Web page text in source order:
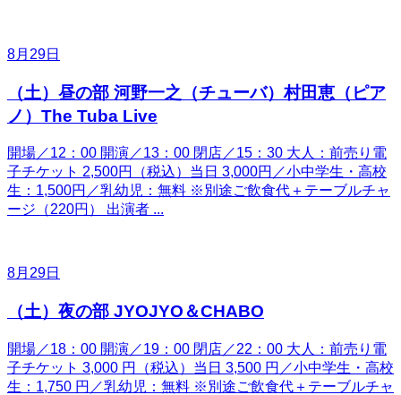
8月29日
（土）昼の部 河野一之（チューバ）村田恵（ピア
ノ）The Tuba Live
開場／12：00 開演／13：00 閉店／15：30 大人：前売り電
子チケット 2,500円（税込）当日 3,000円／小中学生・高校
生：1,500円／乳幼児：無料 ※別途ご飲食代＋テーブルチャ
ージ（220円） 出演者 ...
8月29日
（土）夜の部 JYOJYO＆CHABO
開場／18：00 開演／19：00 閉店／22：00 大人：前売り電
子チケット 3,000 円（税込）当日 3,500 円／小中学生・高校
生：1,750 円／乳幼児：無料 ※別途ご飲食代＋テーブルチャ